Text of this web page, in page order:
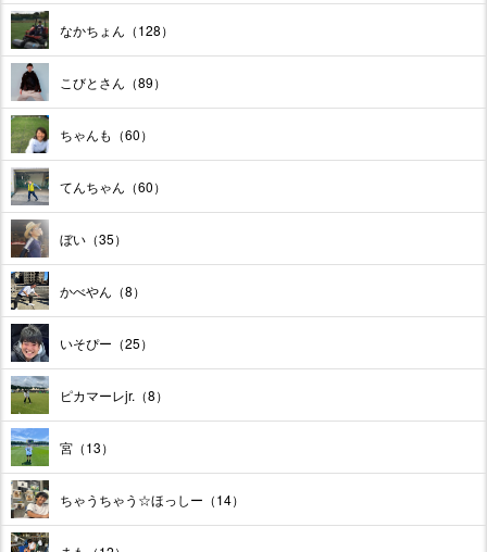
なかちょん（128）
こびとさん（89）
ちゃんも（60）
てんちゃん（60）
ぼい（35）
かべやん（8）
いそぴー（25）
ピカマーレjr.（8）
宮（13）
ちゃうちゃう☆ほっしー（14）